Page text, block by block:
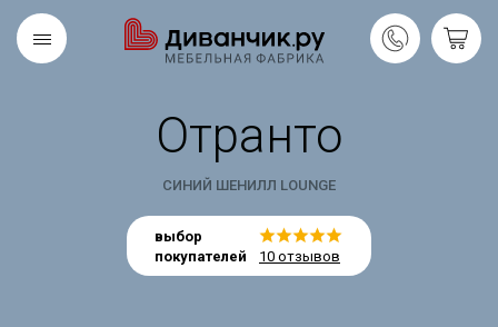
Отранто
СИНИЙ ШЕНИЛЛ LOUNGE
выбор
покупателей
10 отзывов
Скандинавская